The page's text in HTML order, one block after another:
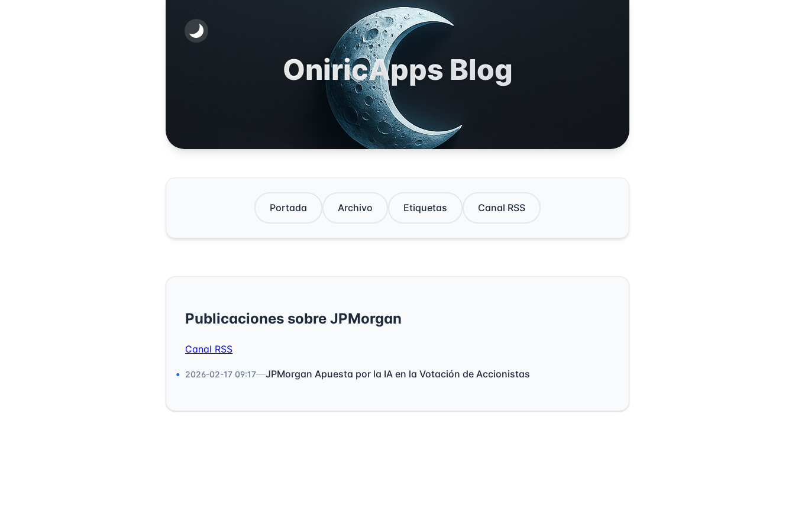
OniricApps Blog
Portada Archivo Etiquetas Canal RSS
Publicaciones sobre JPMorgan
Canal RSS
2026-02-17 09:17—JPMorgan Apuesta por la IA en la Votación de Accionistas